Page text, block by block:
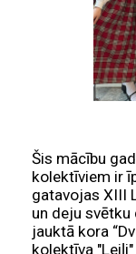
Šis mācību
kolektīviem ir
gatavojas XIII
un deju svētku
jauktā kora
kolektīva